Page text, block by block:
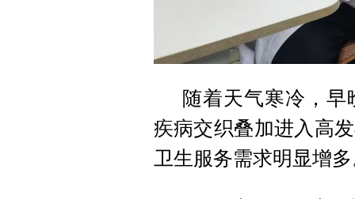
随着天气寒冷，
疾病交织叠加进入高
卫生服务需求明显增